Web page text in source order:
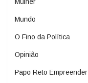
Mulher
Mundo
O Fino da Política
Opinião
Papo Reto Empreender